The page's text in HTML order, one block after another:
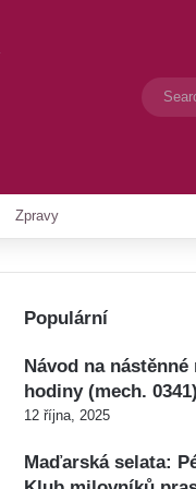
Switch
Zpravy
Populární
Návod na nástěnné
hodiny (mech. 0341)
12 října, 2025
Maďarská selata: